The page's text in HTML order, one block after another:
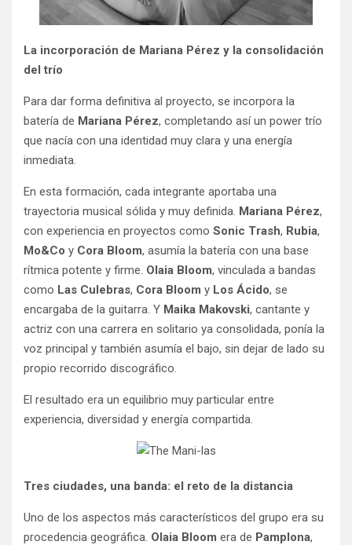
La incorporación de Mariana Pérez y la consolidación
del trío
Para dar forma definitiva al proyecto, se incorpora la
batería de Mariana Pérez, completando así un power trío
que nacía con una identidad muy clara y una energía
inmediata.
En esta formación, cada integrante aportaba una
trayectoria musical sólida y muy definida. Mariana Pérez,
con experiencia en proyectos como Sonic Trash, Rubia,
Mo&Co y Cora Bloom, asumía la batería con una base
rítmica potente y firme. Olaia Bloom, vinculada a bandas
como Las Culebras, Cora Bloom y Los Ácido, se
encargaba de la guitarra. Y Maika Makovski, cantante y
actriz con una carrera en solitario ya consolidada, ponía la
voz principal y también asumía el bajo, sin dejar de lado su
propio recorrido discográfico.
El resultado era un equilibrio muy particular entre
experiencia, diversidad y energía compartida.
Tres ciudades, una banda: el reto de la distancia
Uno de los aspectos más característicos del grupo era su
procedencia geográfica. Olaia Bloom era de Pamplona,